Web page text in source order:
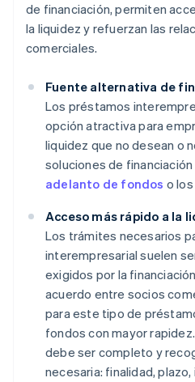
de financiación, permiten
la liquidez y refuerzan las
comerciales.
Fuente alternativa de
Los préstamos
opción atractiva para
liquidez que no desean o
soluciones de
adelanto de fondos o los
Acceso más rápido a la
Los trámites necesarios
interempresarial suelen
exigidos por la
acuerdo entre socios
para este tipo de
fondos con mayor
debe ser completo y
necesaria: finalidad,